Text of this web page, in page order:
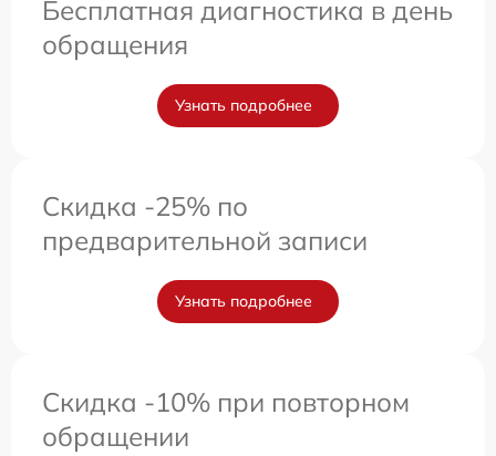
Бесплатная диагностика в день
обращения
Узнать подробнее
Скидка -25% по
предварительной записи
Узнать подробнее
Скидка -10% при повторном
обращении